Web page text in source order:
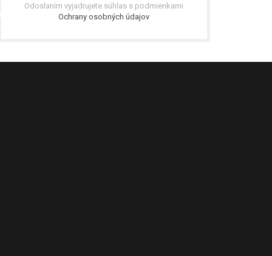
Odoslaním vyjadrujete súhlas s podmienkami
Ochrany osobných údajov